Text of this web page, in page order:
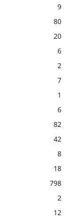
9
80
20
6
2
7
1
6
82
42
8
18
798
2
12